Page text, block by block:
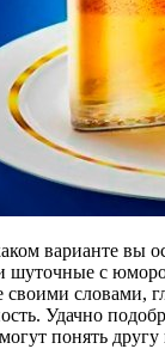
варианте вы
шуточные с
своими словами,
Удачно
понять другу